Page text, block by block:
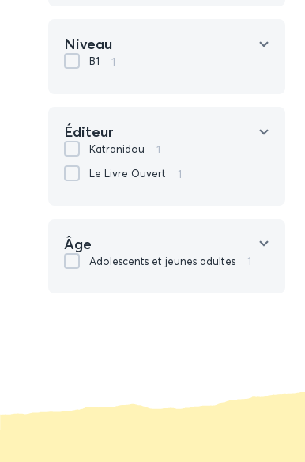
Niveau
B1 1
Éditeur
Katranidou 1
Le Livre Ouvert 1
Âge
Adolescents et jeunes adultes 1